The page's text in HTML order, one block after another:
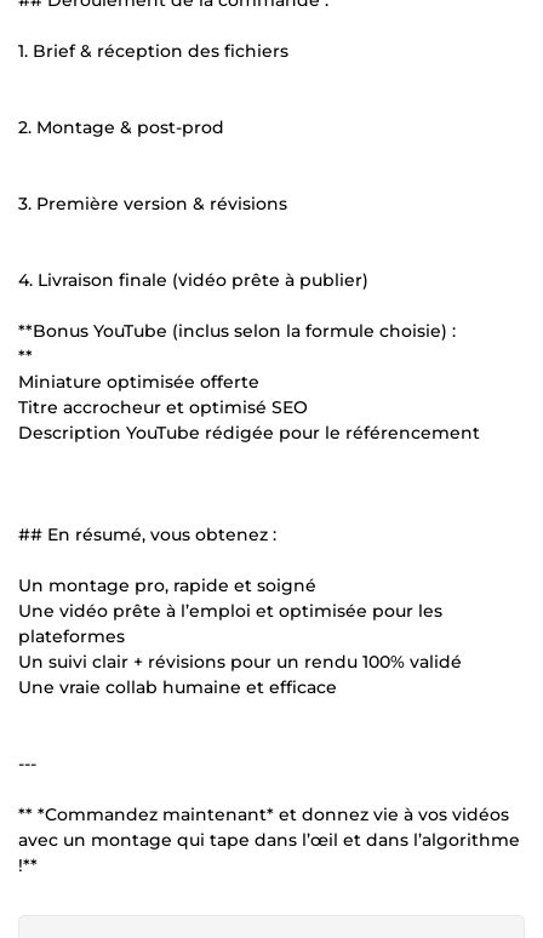
1. Brief & réception des fichiers
2. Montage & post-prod
3. Première version & révisions
4. Livraison finale (vidéo prête à publier)
**Bonus YouTube (inclus selon la formule choisie) :
**
Miniature optimisée offerte
Titre accrocheur et optimisé SEO
Description YouTube rédigée pour le référencement
## En résumé, vous obtenez :
Un montage pro, rapide et soigné
Une vidéo prête à l’emploi et optimisée pour les
plateformes
Un suivi clair + révisions pour un rendu 100% validé
Une vraie collab humaine et efficace
---
** *Commandez maintenant* et donnez vie à vos vidéos
avec un montage qui tape dans l’œil et dans l’algorithme
!**